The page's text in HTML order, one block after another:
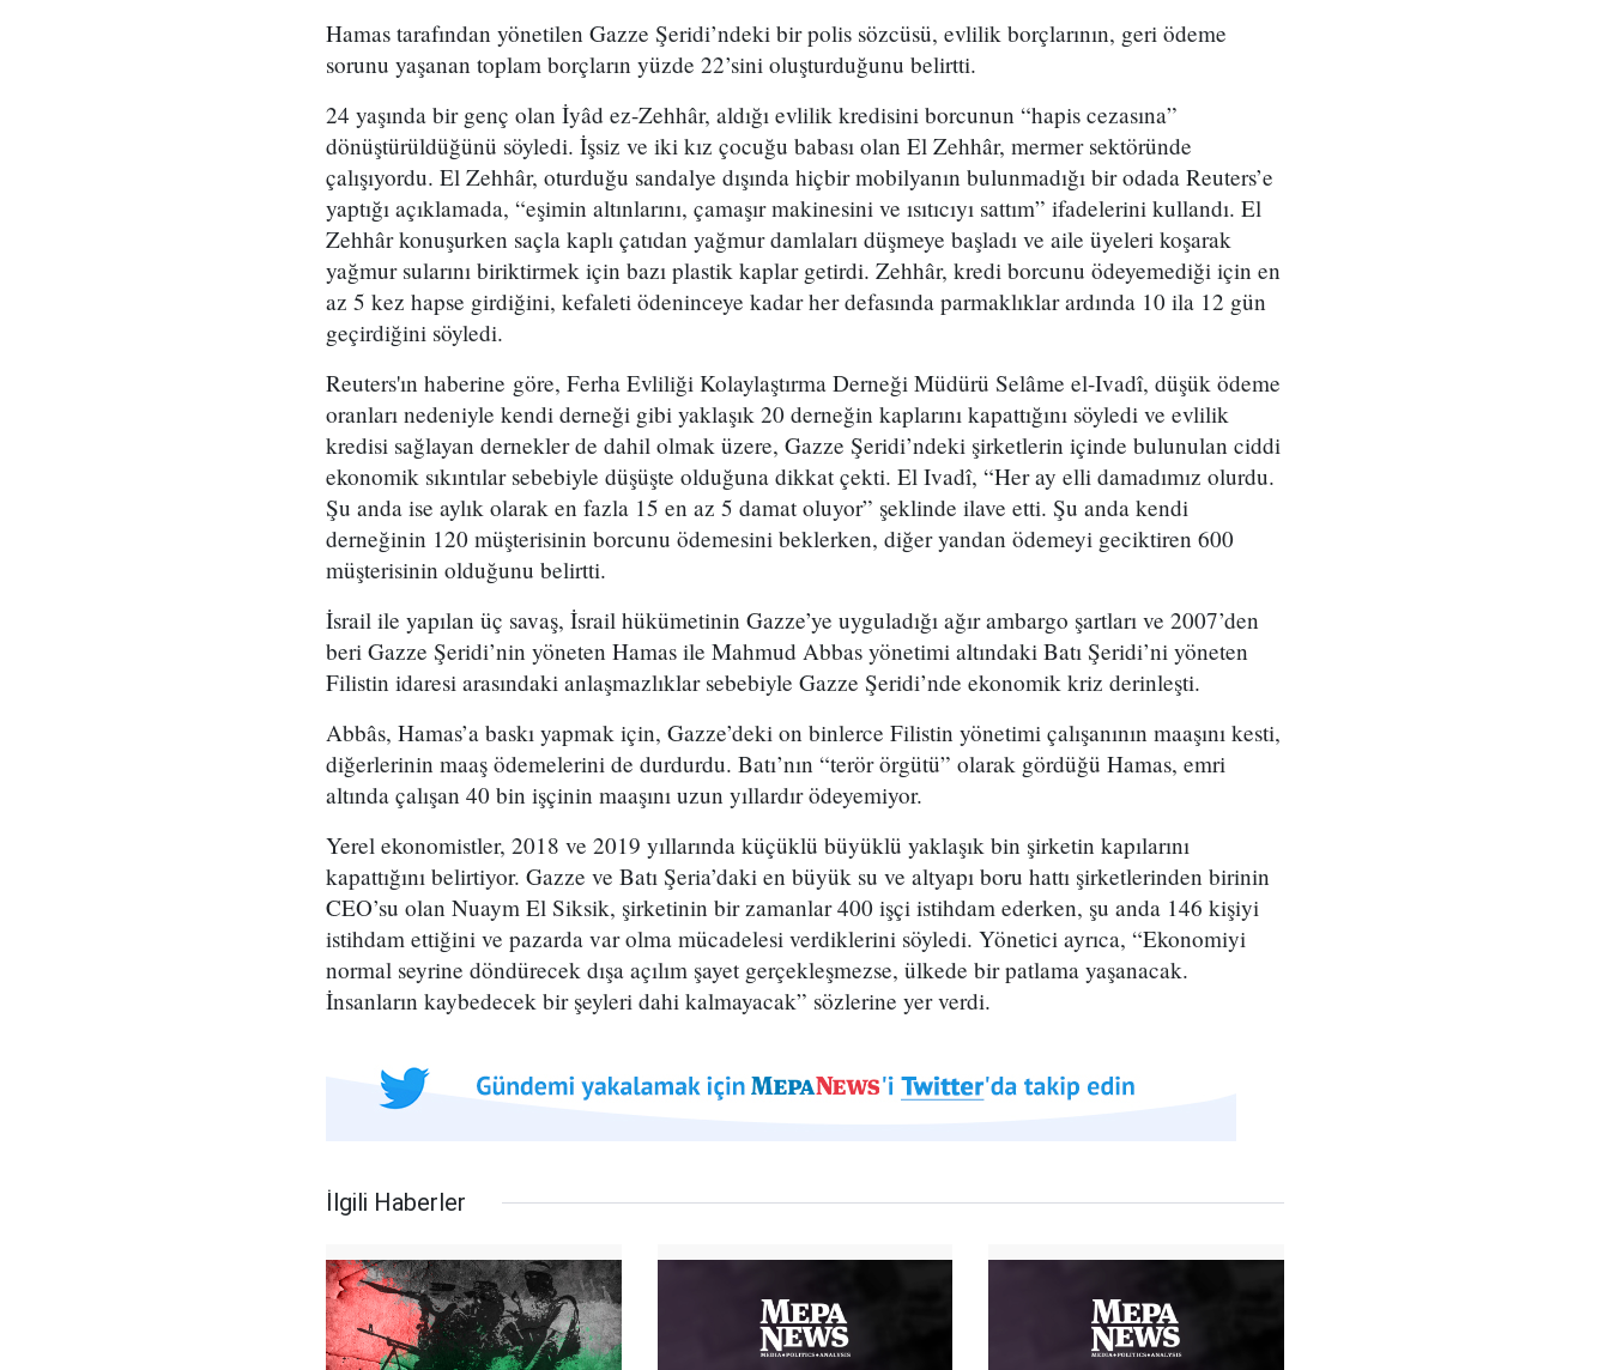
Hamas tarafından yönetilen Gazze Şeridi’ndeki bir polis sözcüsü, evlilik borçlarının, geri ödeme
sorunu yaşanan toplam borçların yüzde 22’sini oluşturduğunu belirtti.
24 yaşında bir genç olan İyâd ez-Zehhâr, aldığı evlilik kredisini borcunun “hapis cezasına”
dönüştürüldüğünü söyledi. İşsiz ve iki kız çocuğu babası olan El Zehhâr, mermer sektöründe
çalışıyordu. El Zehhâr, oturduğu sandalye dışında hiçbir mobilyanın bulunmadığı bir odada Reuters’e
yaptığı açıklamada, “eşimin altınlarını, çamaşır makinesini ve ısıtıcıyı sattım” ifadelerini kullandı. El
Zehhâr konuşurken saçla kaplı çatıdan yağmur damlaları düşmeye başladı ve aile üyeleri koşarak
yağmur sularını biriktirmek için bazı plastik kaplar getirdi. Zehhâr, kredi borcunu ödeyemediği için en
az 5 kez hapse girdiğini, kefaleti ödeninceye kadar her defasında parmaklıklar ardında 10 ila 12 gün
geçirdiğini söyledi.
Reuters'ın haberine göre, Ferha Evliliği Kolaylaştırma Derneği Müdürü Selâme el-Ivadî, düşük ödeme
oranları nedeniyle kendi derneği gibi yaklaşık 20 derneğin kaplarını kapattığını söyledi ve evlilik
kredisi sağlayan dernekler de dahil olmak üzere, Gazze Şeridi’ndeki şirketlerin içinde bulunulan ciddi
ekonomik sıkıntılar sebebiyle düşüşte olduğuna dikkat çekti. El Ivadî, “Her ay elli damadımız olurdu.
Şu anda ise aylık olarak en fazla 15 en az 5 damat oluyor” şeklinde ilave etti. Şu anda kendi
derneğinin 120 müşterisinin borcunu ödemesini beklerken, diğer yandan ödemeyi geciktiren 600
müşterisinin olduğunu belirtti.
İsrail ile yapılan üç savaş, İsrail hükümetinin Gazze’ye uyguladığı ağır ambargo şartları ve 2007’den
beri Gazze Şeridi’nin yöneten Hamas ile Mahmud Abbas yönetimi altındaki Batı Şeridi’ni yöneten
Filistin idaresi arasındaki anlaşmazlıklar sebebiyle Gazze Şeridi’nde ekonomik kriz derinleşti.
Abbâs, Hamas’a baskı yapmak için, Gazze’deki on binlerce Filistin yönetimi çalışanının maaşını kesti,
diğerlerinin maaş ödemelerini de durdurdu. Batı’nın “terör örgütü” olarak gördüğü Hamas, emri
altında çalışan 40 bin işçinin maaşını uzun yıllardır ödeyemiyor.
Yerel ekonomistler, 2018 ve 2019 yıllarında küçüklü büyüklü yaklaşık bin şirketin kapılarını
kapattığını belirtiyor. Gazze ve Batı Şeria’daki en büyük su ve altyapı boru hattı şirketlerinden birinin
CEO’su olan Nuaym El Siksik, şirketinin bir zamanlar 400 işçi istihdam ederken, şu anda 146 kişiyi
istihdam ettiğini ve pazarda var olma mücadelesi verdiklerini söyledi. Yönetici ayrıca, “Ekonomiyi
normal seyrine döndürecek dışa açılım şayet gerçekleşmezse, ülkede bir patlama yaşanacak.
İnsanların kaybedecek bir şeyleri dahi kalmayacak” sözlerine yer verdi.
İlgili Haberler